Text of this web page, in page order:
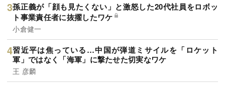
孫正義が「顔も見たくない」と激怒した20代社員をロボッ
ト事業責任者に抜擢したワケ
小倉健一
習近平は焦っている…中国が弾道ミサイルを「ロケット
軍」ではなく「海軍」に撃たせた切実なワケ
王 彦麟